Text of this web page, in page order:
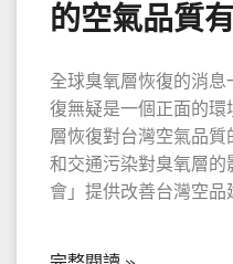
的空氣品質
全球臭氧層恢復的消
復無疑是一個正面的
層恢復對台灣空氣品
和交通污染對臭氧層
會」提供改善台灣空品